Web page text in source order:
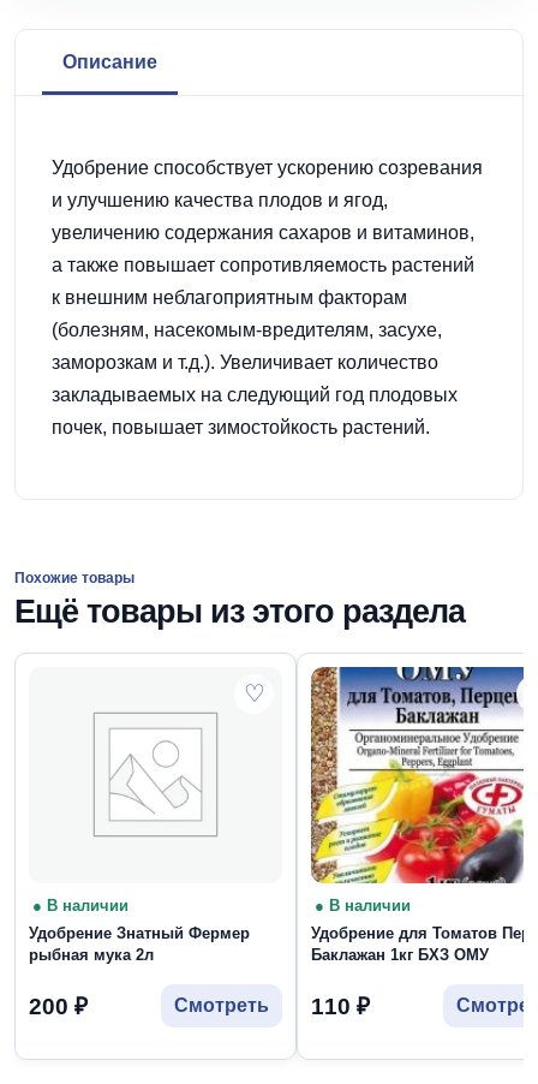
Описание
Удобрение способствует ускорению созревания
и улучшению качества плодов и ягод,
увеличению содержания сахаров и витаминов,
а также повышает сопротивляемость растений
к внешним неблагоприятным факторам
(болезням, насекомым-вредителям, засухе,
заморозкам и т.д.). Увеличивает количество
закладываемых на следующий год плодовых
почек, повышает зимостойкость растений.
Похожие товары
Ещё товары из этого раздела
♡
● В наличии
Удобрение Знатный Фермер
рыбная мука 2л
200 ₽ Смотреть
● В наличии
Удобрение для Томатов
Баклажан 1кг БХЗ ОМУ
110 ₽